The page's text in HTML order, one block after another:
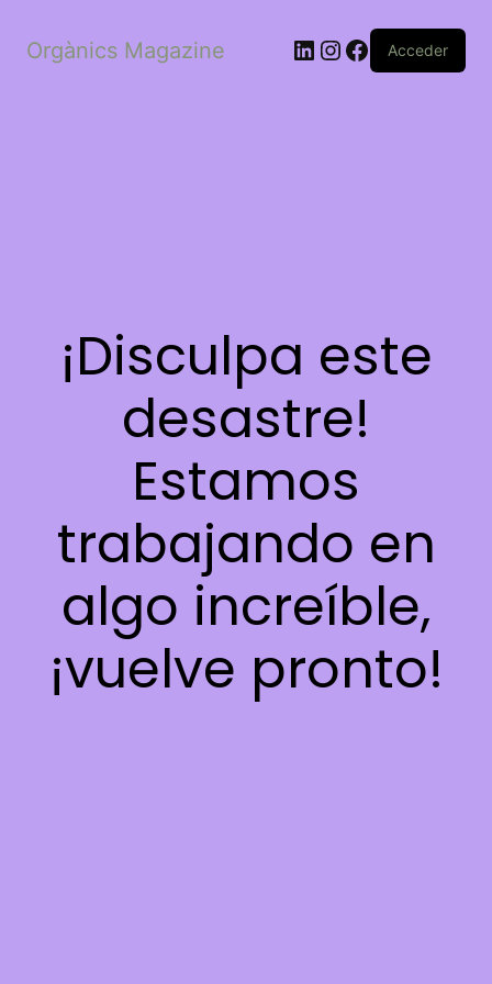
Orgànics Magazine LinkedIn
Instagram
Facebook
Acceder
¡Disculpa este
desastre!
Estamos
trabajando en
algo increíble,
¡vuelve pronto!